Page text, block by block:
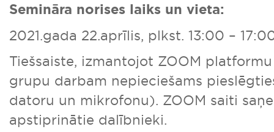
Semināra norises laiks un vieta:
2021.gada 22.aprīlis, plkst. 13:00 –
Tiešsaiste, izmantojot ZOOM
grupu darbam nepieciešams
datoru un mikrofonu). ZOOM saiti
apstiprinātie dalībnieki.